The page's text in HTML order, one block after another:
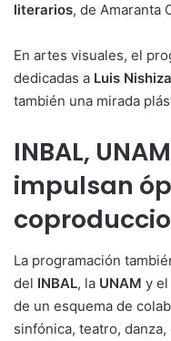
literarios, de Amaranta
En artes visuales, el
dedicadas a Luis
también una mirada
INBAL,
impulsan
La programación
del INBAL, la UNAM y el
de un esquema de
sinfónica, teatro,